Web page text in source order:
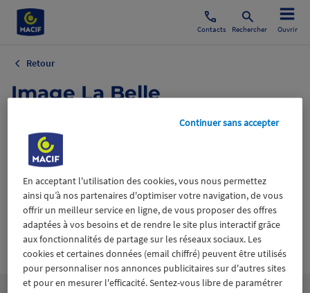
Contacts Rechercher Ouvrir
Retour
Image La Belle
4 novembre 2025
Certifié avecWiztrust
trusted
sources
En acceptant l'utilisation des cookies, vous nous permettez
ainsi qu’à nos partenaires d'optimiser votre navigation, de vous
offrir un meilleur service en ligne, de vous proposer des offres
adaptées à vos besoins et de rendre le site plus interactif grâce
aux fonctionnalités de partage sur les réseaux sociaux. Les
cookies et certaines données (email chiffré) peuvent être utilisés
pour personnaliser nos annonces publicitaires sur d'autres sites
et pour en mesurer l'efficacité. Sentez-vous libre de paramétrer
Continuer sans accepter